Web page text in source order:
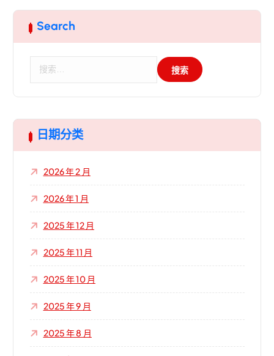
Search
日期分类
2026 年 2 月
2026 年 1 月
2025 年 12 月
2025 年 11 月
2025 年 10 月
2025 年 9 月
2025 年 8 月